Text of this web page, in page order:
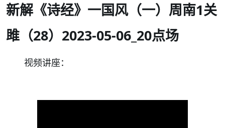
新解《诗经》一国风（一）周南1关
雎（28）2023-05-06_20点场
视频讲座：